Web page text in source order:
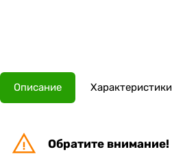
Описание Характеристики
Обратите внимание!